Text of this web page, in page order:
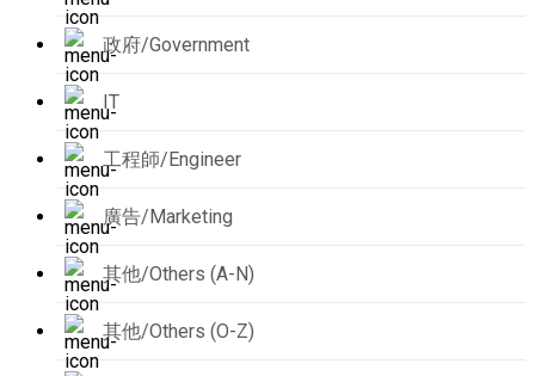
政府/Government
IT
工程師/Engineer
廣告/Marketing
其他/Others (A-N)
其他/Others (O-Z)